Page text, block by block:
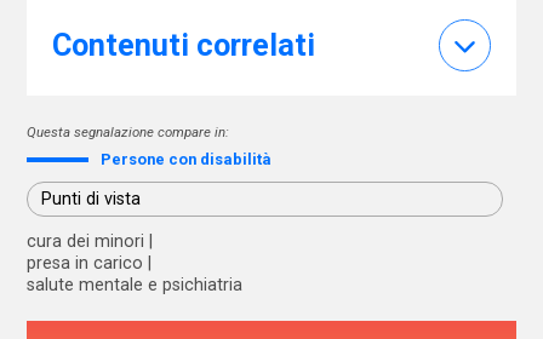
Contenuti correlati
Questa segnalazione compare in:
Persone con disabilità
Punti di vista
cura dei minori
presa in carico
salute mentale e psichiatria